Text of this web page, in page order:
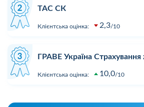
ТАС СК
Клієнтська оцінка: 2,3 10
ГРАВЕ Україна Страхування
Клієнтська оцінка: 10,0 10